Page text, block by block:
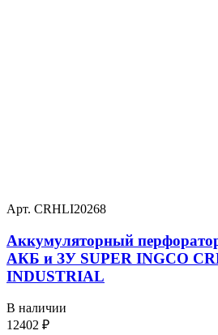
Арт. CRHLI20268
Аккумуляторный
АКБ и ЗУ SUPER INGCO
INDUSTRIAL
В наличии
12402 ₽